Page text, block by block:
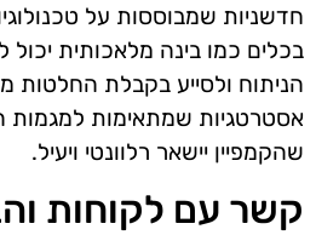
חדשניות שמבוססות על
בכלים כמו בינה מלאכותית
הניתוח ולסייע בקבלת החלטות
אסטרטגיות שמתאימות למגמות
שהקמפיין יישאר רלוונטי ויעיל.
קשר עם לקוחות